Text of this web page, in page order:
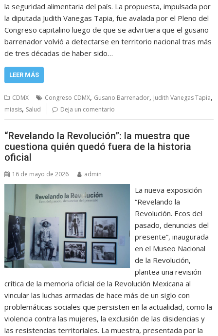
la seguridad alimentaria del país. La propuesta, impulsada por
la diputada Judith Vanegas Tapia, fue avalada por el Pleno del
Congreso capitalino luego de que se advirtiera que el gusano
barrenador volvió a detectarse en territorio nacional tras más
de tres décadas de haber sido…
LEER MÁS
CDMX Congreso CDMX, Gusano Barrenador, Judith Vanegas Tapia,
miasis, Salud Deja un comentario
“Revelando la Revolución”: la muestra que
cuestiona quién quedó fuera de la historia
oficial
16 de mayo de 2026 admin
La nueva exposición
“Revelando la
Revolución. Ecos del
pasado, denuncias del
presente”, inaugurada
en el Museo Nacional
de la Revolución,
plantea una revisión
crítica de la memoria oficial de la Revolución Mexicana al
vincular las luchas armadas de hace más de un siglo con
problemáticas sociales que persisten en la actualidad, como la
violencia contra las mujeres, la exclusión de las disidencias y
las resistencias territoriales. La muestra, presentada por la